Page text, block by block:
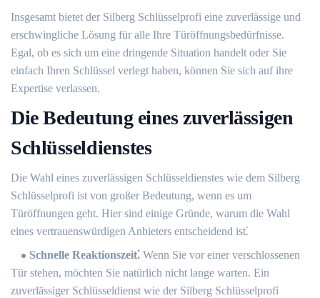
Insgesamt bietet der Silberg Schlüsselprofi eine zuverlässige und
erschwingliche Lösung für alle Ihre Türöffnungsbedürfnisse.​
Egal, ob es sich um eine dringende Situation handelt oder Sie
einfach Ihren Schlüssel verlegt haben, können Sie sich auf ihre
Expertise verlassen.
Die Bedeutung eines zuverlässigen
Schlüsseldienstes
Die Wahl eines zuverlässigen Schlüsseldienstes wie dem Silberg
Schlüsselprofi ist von großer Bedeutung, wenn es um
Türöffnungen geht.​ Hier sind einige Gründe, warum die Wahl
eines vertrauenswürdigen Anbieters entscheidend ist⁚
Schnelle Reaktionszeit⁚ Wenn Sie vor einer verschlossenen
Tür stehen, möchten Sie natürlich nicht lange warten.​ Ein
zuverlässiger Schlüsseldienst wie der Silberg Schlüsselprofi